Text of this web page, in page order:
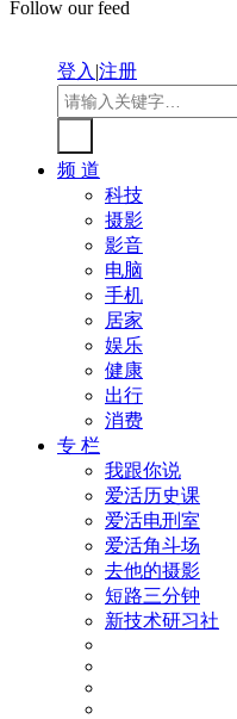
Follow our feed
登入|注册
频 道
科技
摄影
影音
电脑
手机
居家
娱乐
健康
出行
消费
专 栏
我跟你说
爱活历史课
爱活电刑室
爱活角斗场
去他的摄影
短路三分钟
新技术研习社